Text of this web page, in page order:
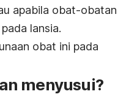
apabila obat-obatan
lansia.
obat ini pada
menyusui?